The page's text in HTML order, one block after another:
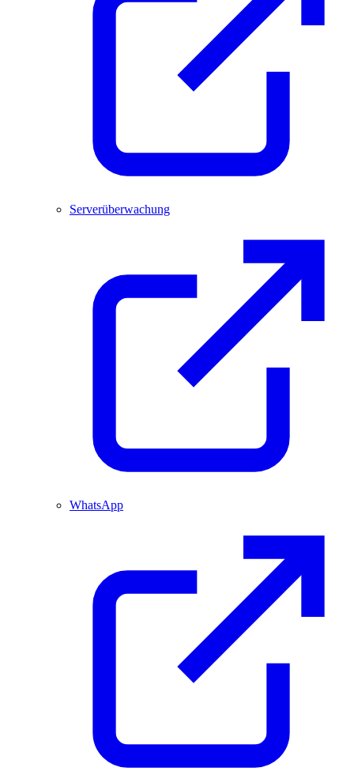
Serverüberwachung
WhatsApp